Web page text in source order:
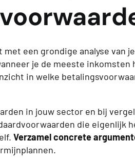
een grondige analyse van
je de meeste
in welke
in jouw sector en bij
die eigenlijk
Verzamel concrete